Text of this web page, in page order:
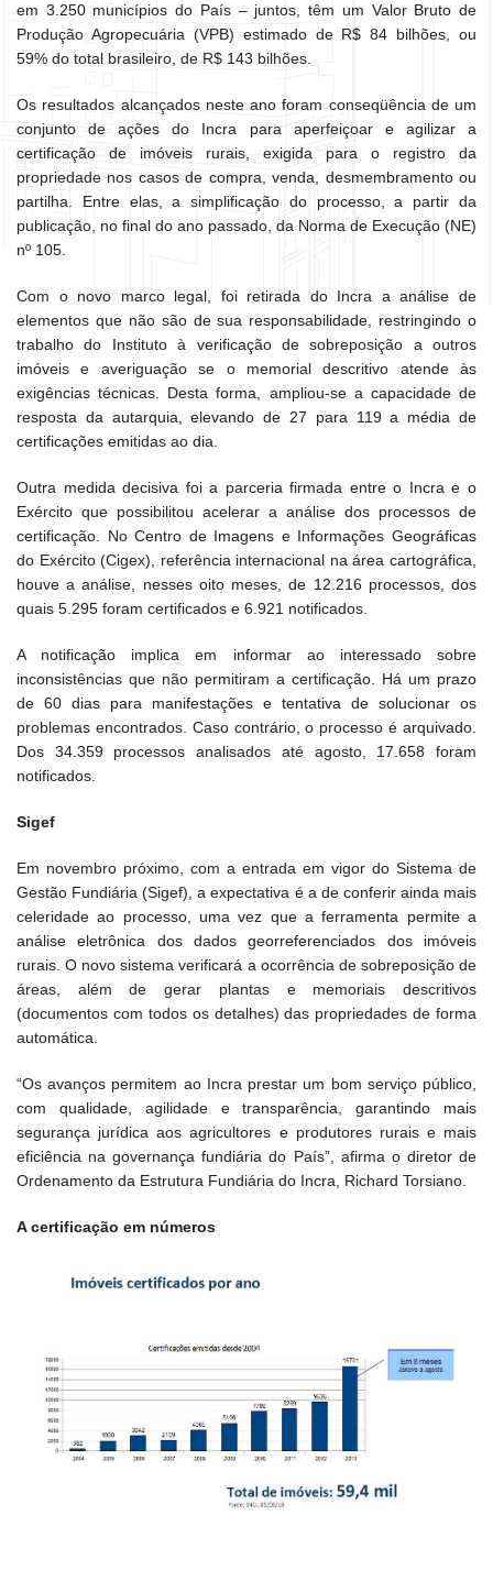
em 3.250 municípios do País – juntos, têm um Valor Bruto de
Produção Agropecuária (VPB) estimado de R$ 84 bilhões, ou
59% do total brasileiro, de R$ 143 bilhões.
Os resultados alcançados neste ano foram conseqüência de um
conjunto de ações do Incra para aperfeiçoar e agilizar a
certificação de imóveis rurais, exigida para o registro da
propriedade nos casos de compra, venda, desmembramento ou
partilha. Entre elas, a simplificação do processo, a partir da
publicação, no final do ano passado, da Norma de Execução (NE)
nº 105.
Com o novo marco legal, foi retirada do Incra a análise de
elementos que não são de sua responsabilidade, restringindo o
trabalho do Instituto à verificação de sobreposição a outros
imóveis e averiguação se o memorial descritivo atende às
exigências técnicas. Desta forma, ampliou-se a capacidade de
resposta da autarquia, elevando de 27 para 119 a média de
certificações emitidas ao dia.
Outra medida decisiva foi a parceria firmada entre o Incra e o
Exército que possibilitou acelerar a análise dos processos de
certificação. No Centro de Imagens e Informações Geográficas
do Exército (Cigex), referência internacional na área cartográfica,
houve a análise, nesses oito meses, de 12.216 processos, dos
quais 5.295 foram certificados e 6.921 notificados.
A notificação implica em informar ao interessado sobre
inconsistências que não permitiram a certificação. Há um prazo
de 60 dias para manifestações e tentativa de solucionar os
problemas encontrados. Caso contrário, o processo é arquivado.
Dos 34.359 processos analisados até agosto, 17.658 foram
notificados.
Sigef
Em novembro próximo, com a entrada em vigor do Sistema de
Gestão Fundiária (Sigef), a expectativa é a de conferir ainda mais
celeridade ao processo, uma vez que a ferramenta permite a
análise eletrônica dos dados georreferenciados dos imóveis
rurais. O novo sistema verificará a ocorrência de sobreposição de
áreas, além de gerar plantas e memoriais descritivos
(documentos com todos os detalhes) das propriedades de forma
automática.
“Os avanços permitem ao Incra prestar um bom serviço público,
com qualidade, agilidade e transparência, garantindo mais
segurança jurídica aos agricultores e produtores rurais e mais
eficiência na governança fundiária do País”, afirma o diretor de
Ordenamento da Estrutura Fundiária do Incra, Richard Torsiano.
A certificação em números